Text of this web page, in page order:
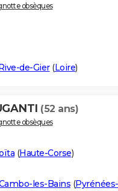
obsèques
de-Gier(Loire)
(52 ans)
obsèques
(Haute-Corse)
les-Bains (